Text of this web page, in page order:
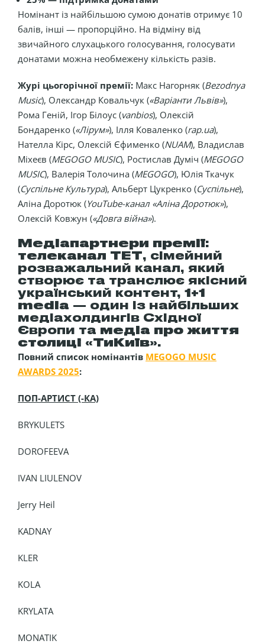
Номінант із найбільшою сумою донатів отримує 10
балів, інші — пропорційно. На відміну від
звичайного слухацького голосування, голосувати
донатами можна необмежену кількість разів.
Журі цьогорічної премії: Макс Нагорняк (Bezodnya
Music), Олександр Ковальчук («Варіанти Львів»),
Рома Геній, Ігор Білоус (vanbios), Олексій
Бондаренко («Лірум»), Ілля Коваленко (rap.ua),
Нателла Кірс, Олексій Єфименко (NUAM), Владислав
Міхеєв (MEGOGO MUSIC), Ростислав Думіч (MEGOGO
MUSIC), Валерія Толочина (MEGOGO), Юлія Ткачук
(Суспільне Культура), Альберт Цукренко (Суспільне),
Аліна Доротюк (YouTube-канал «Аліна Доротюк»),
Олексій Ковжун («Довга війна»).
Медіапартнери премії:
телеканал ТЕТ, сімейний
розважальний канал, який
створює та транслює якісний
український контент, 1+1
media — один із найбільших
медіахолдингів Східної
Європи та медіа про життя
столиці «ТиКиїв».
Повний список номінантів MEGOGO MUSIC
AWARDS 2025:
ПОП-АРТИСТ (-КА)
BRYKULETS
DOROFEEVA
IVAN LIULENOV
Jerry Heil
KADNAY
KLER
KOLA
KRYLATA
MONATIK